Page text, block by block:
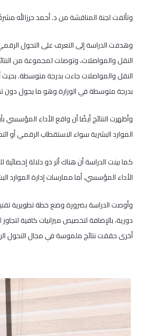
وتألفت لجنة المناقشة من د. أحمد حرزالله
وهدفت الدراسة إلى التعرف على التحول
النقل والمواصلات، وتوصلت لمجموعة من
النقل والمواصلات جاءت بدرجة متوسطة. بحيث
بدرجة متوسطة في الوزارة وهو ما يحول دون
وأظهرت النتائج أيضًا أن واقع الأداء
الموارد البشرية سواء الاستقطاب الرقمي أو
كما بينت الدراسة أن هناك أثر ذو دلالة
الأداء المؤسسي، أما ممارسات إدارة الموارد
وأوصت الدراسة بضرورة وضع خطة تطويرية
دورية، بالإضافة لتخصيص ميزانيات كافية
أخرى حققت نتائج ملموسة في مجال التحول